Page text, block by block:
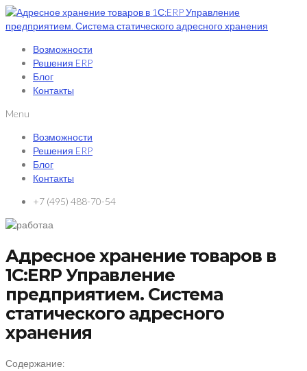
Возможности
Решения ERP
Блог
Контакты
Menu
Возможности
Решения ERP
Блог
Контакты
+7 (495) 488-70-54
Адресное хранение товаров в
1С:ERP Управление
предприятием. Система
статического адресного
хранения
Содержание: